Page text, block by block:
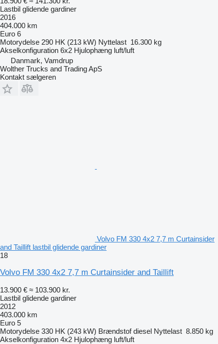
Lastbil glidende gardiner
2016
404.000 km
Euro 6
Motorydelse 290 HK (213 kW) Nyttelast 16.300 kg
Akselkonfiguration 6x2 Hjulophæng luft/luft
Danmark, Vamdrup
Wolther Trucks and Trading ApS
Kontakt sælgeren
Volvo FM 330 4x2 7,7 m Curtainsider
and Taillift lastbil glidende gardiner
18
Volvo FM 330 4x2 7,7 m Curtainsider and Taillift
13.900 € ≈ 103.900 kr.
Lastbil glidende gardiner
2012
403.000 km
Euro 5
Motorydelse 330 HK (243 kW) Brændstof diesel Nyttelast 8.850 kg
Akselkonfiguration 4x2 Hjulophæng luft/luft